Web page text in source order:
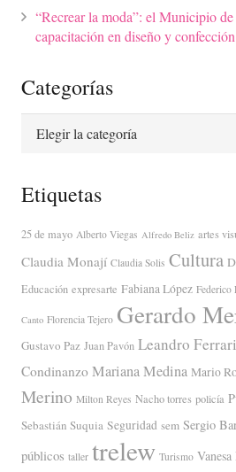
“Recrear la moda”: el Municipio
capacitación en diseño y confección
Categorías
Etiquetas
25 de mayo Alberto Viegas Alfredo Beliz artes
Claudia Monají Claudia Solis Cultura
Educación expresarte Fabiana López Federico
Canto Florencia Tejero Gerardo
Gustavo Paz Juan Pavón Leandro
Condinanzo Mariana Medina Mario
Merino Milton Reyes Nacho torres policía
Sebastián Suquia Seguridad sem Sergio
públicos taller trelew Turismo